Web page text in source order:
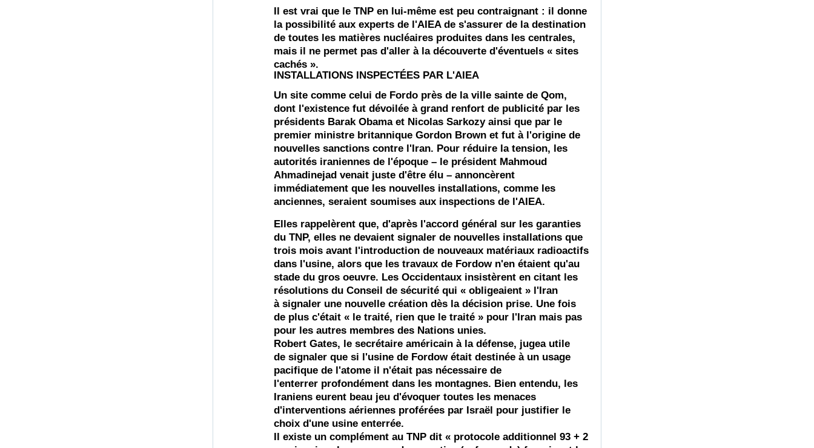
Il est vrai que le TNP en lui-même est peu contraignant : il donne
la possibilité aux experts de l'AIEA de s'assurer de la destination
de toutes les matières nucléaires produites dans les centrales,
mais il ne permet pas d'aller à la découverte d'éventuels « sites
cachés ».
INSTALLATIONS INSPECTÉES PAR L'AIEA
Un site comme celui de Fordo près de la ville sainte de Qom,
dont l'existence fut dévoilée à grand renfort de publicité par les
présidents Barak Obama et Nicolas Sarkozy ainsi que par le
premier ministre britannique Gordon Brown et fut à l'origine de
nouvelles sanctions contre l'Iran. Pour réduire la tension, les
autorités iraniennes de l'époque – le président Mahmoud
Ahmadinejad venait juste d'être élu – annoncèrent
immédiatement que les nouvelles installations, comme les
anciennes, seraient soumises aux inspections de l'AIEA.
Elles rappelèrent que, d'après l'accord général sur les garanties
du TNP, elles ne devaient signaler de nouvelles installations que
trois mois avant l'introduction de nouveaux matériaux radioactifs
dans l'usine, alors que les travaux de Fordow n'en étaient qu'au
stade du gros oeuvre. Les Occidentaux insistèrent en citant les
résolutions du Conseil de sécurité qui « obligeaient » l'Iran
à signaler une nouvelle création dès la décision prise. Une fois
de plus c'était « le traité, rien que le traité » pour l'Iran mais pas
pour les autres membres des Nations unies.
Robert Gates, le secrétaire américain à la défense, jugea utile
de signaler que si l'usine de Fordow était destinée à un usage
pacifique de l'atome il n'était pas nécessaire de
l'enterrer profondément dans les montagnes. Bien entendu, les
Iraniens eurent beau jeu d'évoquer toutes les menaces
d'interventions aériennes proférées par Israël pour justifier le
choix d'une usine enterrée.
Il existe un complément au TNP dit « protocole additionnel 93 + 2